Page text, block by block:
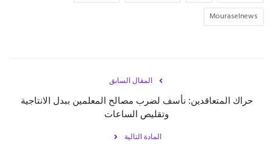
Mouraselnews
المقال السابق
حراك المتعاقدين: نأسف لضرب مصالح المعلمين ببدل الانتاجية
وتقليص الساعات
المادة التالية